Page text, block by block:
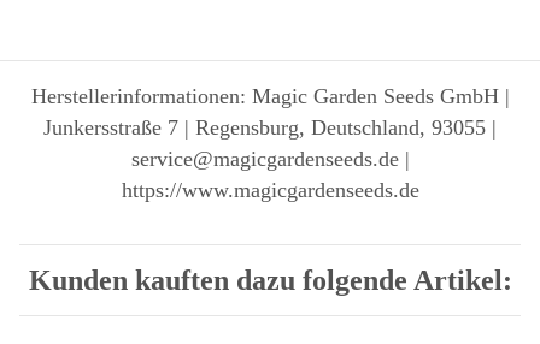
Herstellerinformationen: Magic Garden Seeds GmbH |
Junkersstraße 7 | Regensburg, Deutschland, 93055 |
service@magicgardenseeds.de |
https://www.magicgardenseeds.de
Kunden kauften dazu folgende Artikel: